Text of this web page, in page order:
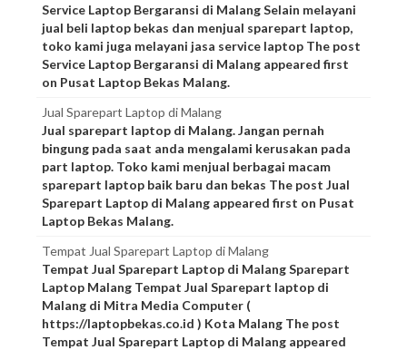
Service Laptop Bergaransi di Malang Selain melayani
jual beli laptop bekas dan menjual sparepart laptop,
toko kami juga melayani jasa service laptop The post
Service Laptop Bergaransi di Malang appeared first
on Pusat Laptop Bekas Malang.
Jual Sparepart Laptop di Malang
Jual sparepart laptop di Malang. Jangan pernah
bingung pada saat anda mengalami kerusakan pada
part laptop. Toko kami menjual berbagai macam
sparepart laptop baik baru dan bekas The post Jual
Sparepart Laptop di Malang appeared first on Pusat
Laptop Bekas Malang.
Tempat Jual Sparepart Laptop di Malang
Tempat Jual Sparepart Laptop di Malang Sparepart
Laptop Malang Tempat Jual Sparepart laptop di
Malang di Mitra Media Computer (
https://laptopbekas.co.id ) Kota Malang The post
Tempat Jual Sparepart Laptop di Malang appeared